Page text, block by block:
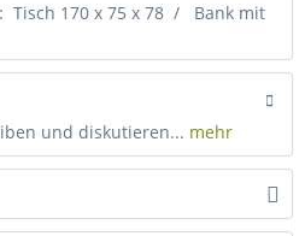
Tisch 170 x 75 x 78 / Bank mit
und diskutieren... mehr